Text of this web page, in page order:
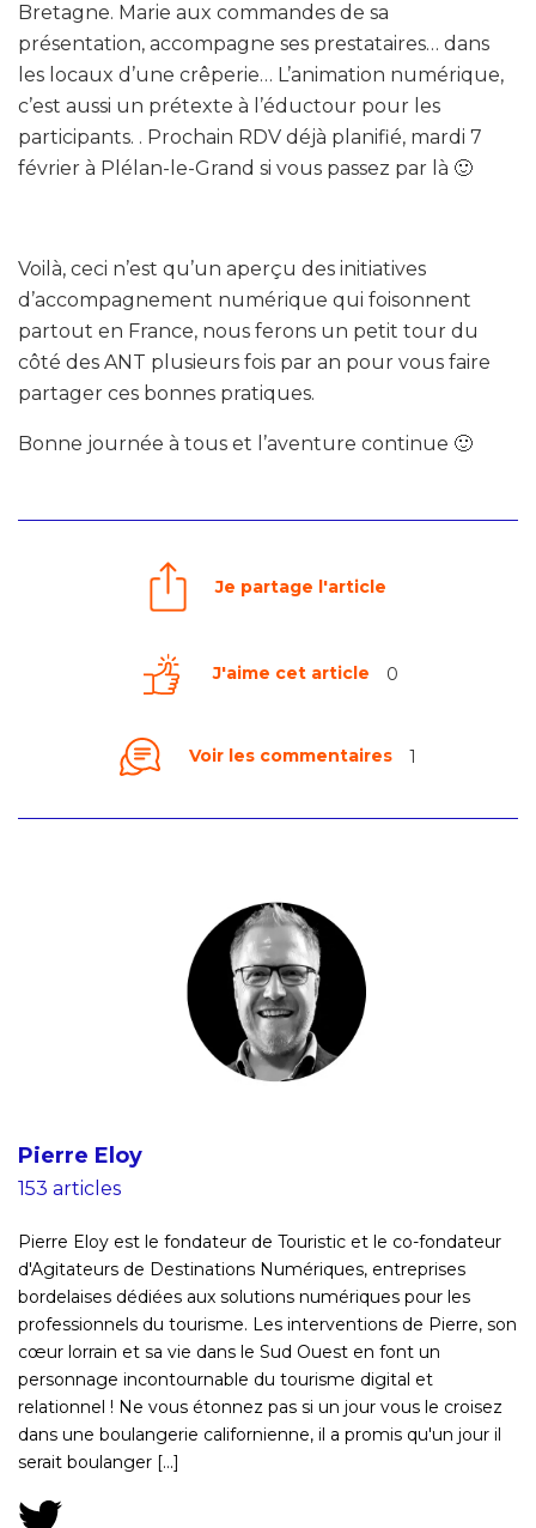
Bretagne. Marie aux commandes de sa
présentation, accompagne ses prestataires… dans
les locaux d’une crêperie… L’animation numérique,
c’est aussi un prétexte à l’éductour pour les
participants. . Prochain RDV déjà planifié, mardi 7
février à Plélan-le-Grand si vous passez par là 🙂
Voilà, ceci n’est qu’un aperçu des initiatives
d’accompagnement numérique qui foisonnent
partout en France, nous ferons un petit tour du
côté des ANT plusieurs fois par an pour vous faire
partager ces bonnes pratiques.
Bonne journée à tous et l’aventure continue 🙂
Je partage l'article
J'aime cet article 0
Voir les commentaires 1
Pierre Eloy
153 articles
Pierre Eloy est le fondateur de Touristic et le co-fondateur
d'Agitateurs de Destinations Numériques, entreprises
bordelaises dédiées aux solutions numériques pour les
professionnels du tourisme. Les interventions de Pierre, son
cœur lorrain et sa vie dans le Sud Ouest en font un
personnage incontournable du tourisme digital et
relationnel ! Ne vous étonnez pas si un jour vous le croisez
dans une boulangerie californienne, il a promis qu'un jour il
serait boulanger [...]